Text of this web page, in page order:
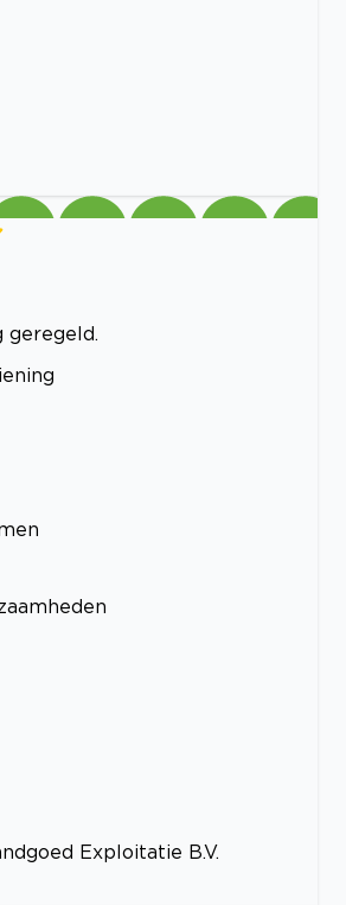
geregeld.
Exploitatie B.V.